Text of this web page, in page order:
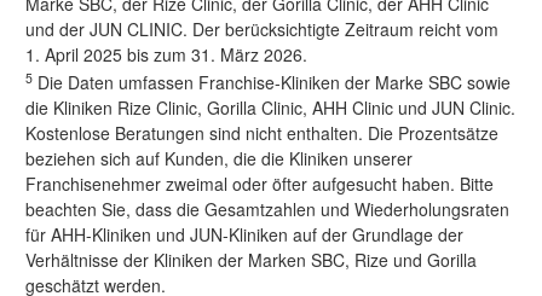
und der JUN CLINIC. Der berücksichtigte Zeitraum reicht vom
1. April 2025 bis zum 31. März 2026.
5 Die Daten umfassen Franchise-Kliniken der Marke SBC sowie
die Kliniken Rize Clinic, Gorilla Clinic, AHH Clinic und JUN Clinic.
Kostenlose Beratungen sind nicht enthalten. Die Prozentsätze
beziehen sich auf Kunden, die die Kliniken unserer
Franchisenehmer zweimal oder öfter aufgesucht haben. Bitte
beachten Sie, dass die Gesamtzahlen und Wiederholungsraten
für AHH-Kliniken und JUN-Kliniken auf der Grundlage der
Verhältnisse der Kliniken der Marken SBC, Rize und Gorilla
geschätzt werden.